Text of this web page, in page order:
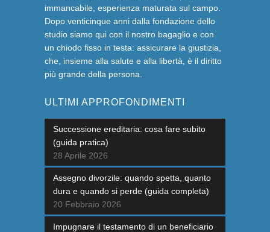
immancabile, esperienza maturata sul campo.
Dopo venticinque anni dalla fondazione dello
studio siamo qui con il nostro bagaglio e con
un chiodo fisso in testa: assicurare la giustizia,
che, insieme alla salute e alla libertà, è il diritto
più grande della persona.
ULTIMI APPROFONDIMENTI
Successione ereditaria: cosa fare subito
(guida pratica)
28 Aprile 2026
Assegno divorzile: quando spetta, quanto
dura e quando si perde (guida completa)
20 Febbraio 2026
Impugnare il testamento di un beneficiario